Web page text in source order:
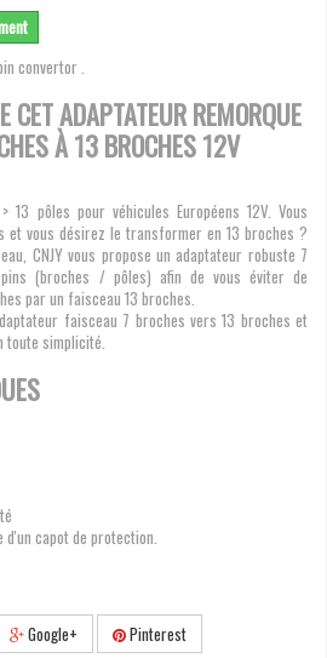
convertor .
CET ADAPTATEUR REMORQUE
À 13 BROCHES 12V
13 pôles pour véhicules Européens 12V. Vous
et vous désirez le transformer en 13 broches ?
CNJY vous propose un adaptateur robuste 7
(broches / pôles) afin de vous éviter de
par un faisceau 13 broches.
faisceau 7 broches vers 13 broches et
toute simplicité.
d'un capot de protection.
Google+ Pinterest